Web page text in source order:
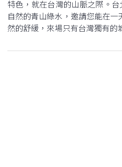
特色，就在台灣的山脈之際。
自然的青山綠水，邀請您能在一
然的舒緩，來場只有台灣獨有的